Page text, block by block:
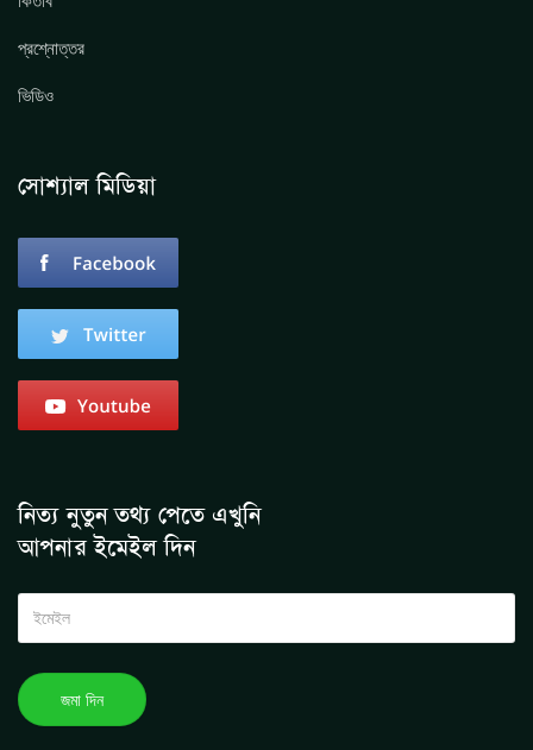
প্রশ্নোত্তর
ভিডিও
সোশ্যাল মিডিয়া
নিত্য নুতুন তথ্য পেতে এখুনি
আপনার ইমেইল দিন